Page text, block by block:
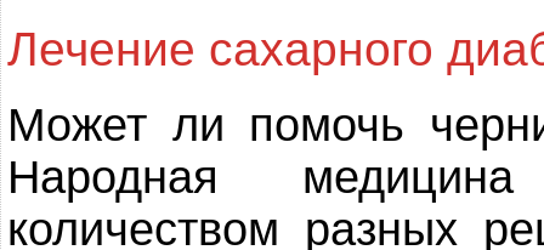
Лечение сахарного
Может ли помочь
Народная
количеством разных